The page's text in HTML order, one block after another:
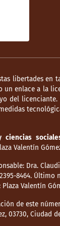
libertades
un enlace a la
del licenciante.
Valentín
Dra.
8464.
Valentín
de este
03730, Ciudad